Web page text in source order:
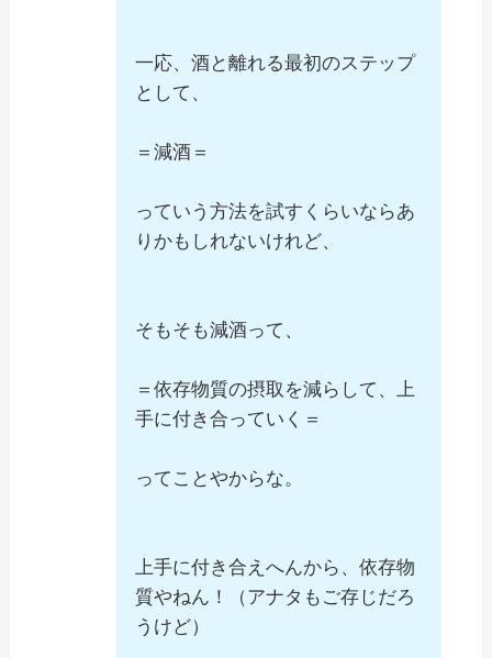
一応、酒と離れる最初のステップ
として、
＝減酒＝
っていう方法を試すくらいならあ
りかもしれないけれど、
そもそも減酒って、
＝依存物質の摂取を減らして、上
手に付き合っていく＝
ってことやからな。
上手に付き合えへんから、依存物
質やねん！（アナタもご存じだろ
うけど）